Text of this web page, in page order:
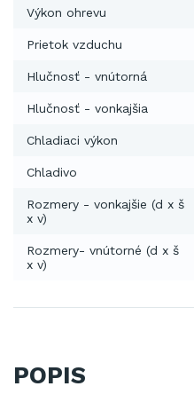
Výkon ohrevu
Prietok vzduchu
Hlučnosť - vnútorná
Hlučnosť - vonkajšia
Chladiaci výkon
Chladivo
Rozmery - vonkajšie (d x š
x v)
Rozmery- vnútorné (d x š
x v)
POPIS